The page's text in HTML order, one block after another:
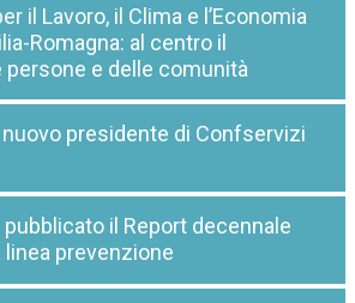
il Lavoro, il Clima e l’Economia
Romagna: al centro il
e delle comunità
nuovo presidente di Confservizi
pubblicato il Report decennale
prevenzione